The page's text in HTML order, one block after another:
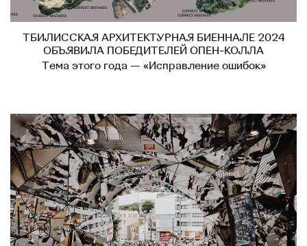
ТБИЛИССКАЯ АРХИТЕКТУРНАЯ БИЕННАЛЕ 2024
ОБЪЯВИЛА ПОБЕДИТЕЛЕЙ ОПЕН-КОЛЛА
Тема этого года — «Исправление ошибок»